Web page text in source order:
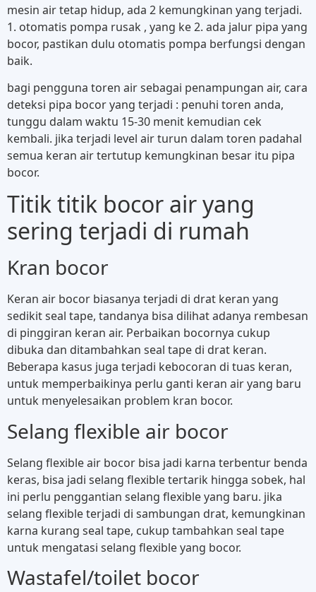
mesin air tetap hidup, ada 2 kemungkinan yang terjadi.
1. otomatis pompa rusak , yang ke 2. ada jalur pipa yang
bocor, pastikan dulu otomatis pompa berfungsi dengan
baik.
bagi pengguna toren air sebagai penampungan air, cara
deteksi pipa bocor yang terjadi : penuhi toren anda,
tunggu dalam waktu 15-30 menit kemudian cek
kembali. jika terjadi level air turun dalam toren padahal
semua keran air tertutup kemungkinan besar itu pipa
bocor.
Titik titik bocor air yang
sering terjadi di rumah
Kran bocor
Keran air bocor biasanya terjadi di drat keran yang
sedikit seal tape, tandanya bisa dilihat adanya rembesan
di pinggiran keran air. Perbaikan bocornya cukup
dibuka dan ditambahkan seal tape di drat keran.
Beberapa kasus juga terjadi kebocoran di tuas keran,
untuk memperbaikinya perlu ganti keran air yang baru
untuk menyelesaikan problem kran bocor.
Selang flexible air bocor
Selang flexible air bocor bisa jadi karna terbentur benda
keras, bisa jadi selang flexible tertarik hingga sobek, hal
ini perlu penggantian selang flexible yang baru. jika
selang flexible terjadi di sambungan drat, kemungkinan
karna kurang seal tape, cukup tambahkan seal tape
untuk mengatasi selang flexible yang bocor.
Wastafel/toilet bocor